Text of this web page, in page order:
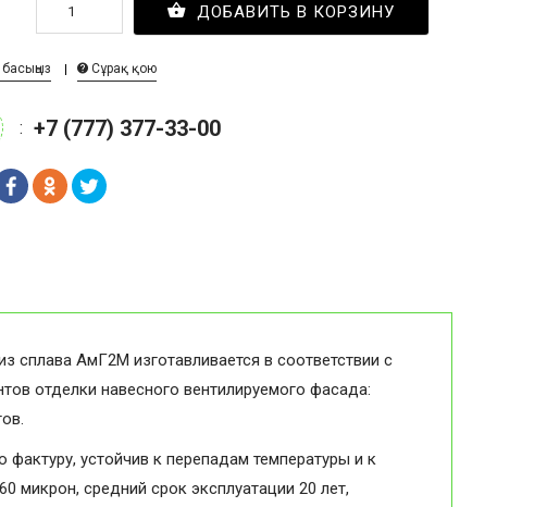
ДОБАВИТЬ В КОРЗИНУ
Сұрақ қою
: +7 (777) 377-33-00
АмГ2М изготавливается в соответствии с
отделки навесного вентилируемого фасада:
устойчив к перепадам температуры и к
микрон, средний срок эксплуатации 20 лет,